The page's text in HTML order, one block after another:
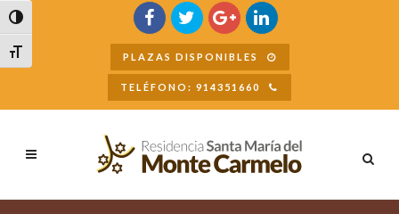
Alternar alto contraste
Alternar tamaño de letra
Buscar
PLAZAS DISPONIBLES
TELÉFONO: 914351660